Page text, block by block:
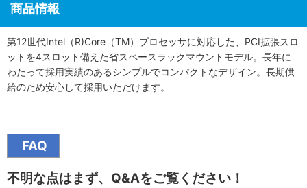
商品情報
第12世代Intel（R)Core（TM）プロセッサに対応した、PCI拡張スロ
ットを4スロット備えた省スペースラックマウントモデル。長年に
わたって採用実績のあるシンプルでコンパクトなデザイン。長期供
給のため安心して採用いただけます。
FAQ
不明な点はまず、Q&Aをご覧ください！